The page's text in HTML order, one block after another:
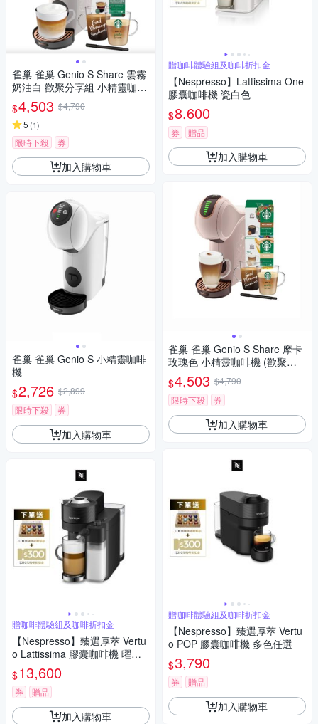
雀巢 雀巢 Genio S Share 雲霧
奶油白 歡聚分享組 小精靈咖啡
$4,503 $4,790
5 (1)
限時下殺 券
加入購物車
雀巢 雀巢 Genio S 小精靈咖啡
機
$2,726 $2,899
限時下殺
券
加入購物車
贈咖啡體驗組及咖啡折扣金
【Nespresso】臻選厚萃 Vertu
o Lattissima 膠囊咖啡機 曜石
黑/璀璨白
$13,600
券 贈品
加入購物車
贈咖啡體驗組及咖啡折扣金
【Nespresso】Lattissima One
膠囊咖啡機 瓷白色
$8,600
券 贈品
加入購物車
雀巢 雀巢 Genio S Share 摩卡
玫瑰色 小精靈咖啡機 (歡聚分
享組)
$4,503 $4,790
限時下殺
券
加入購物車
贈咖啡體驗組及咖啡折扣金
【Nespresso】臻選厚萃 Vertu
o POP 膠囊咖啡機 多色任選
$3,790
券 贈品
加入購物車